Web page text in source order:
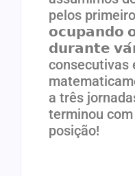
pelos
𝗼𝗰𝘂𝗽𝗮𝗻𝗱𝗼
𝗱𝘂𝗿𝗮𝗻𝘁𝗲
consecutivas
a três
terminou
posição!